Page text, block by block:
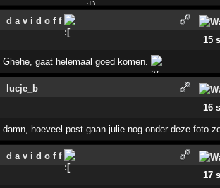
d a v i d o f f
15
Ghehe, gaat helemaal goed komen.
lucje_b
16
damn, hoeveel post gaan julie nog onder deze foto
d a v i d o f f
17